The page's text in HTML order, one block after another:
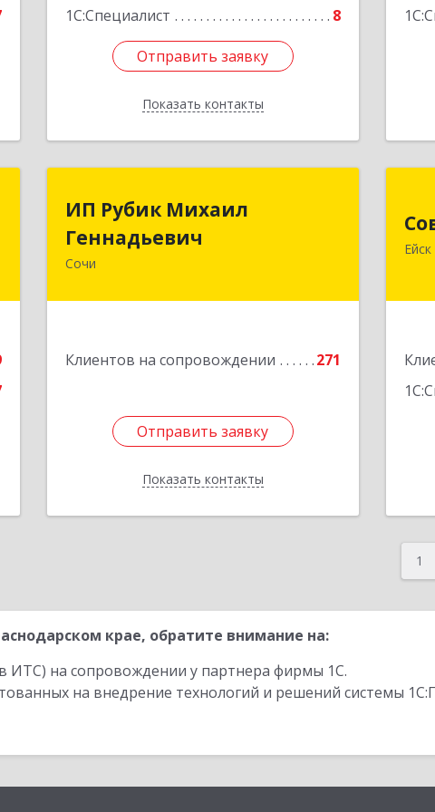
1С:Специалист
8
Отправить заявку
Показать контакты
Отправить заявку
Назад
ИП Рубик Михаил
Геннадьевич
Сочи
Клиентов на сопровождении 271
Отправить заявку
Показать контакты
Геннадьевич
354003, Краснодарский край, Сочи г,
Отправить заявку
Назад
Ейск
1
крае, обратите внимание на:
ИТС) на сопровождении у партнера фирмы 1С.
на внедрение технологий и решений системы